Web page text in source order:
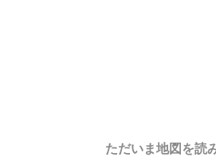
ただいま地図を読